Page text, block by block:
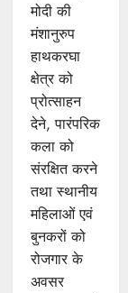
मोदी की
मंशानुरुप
हाथकरघा
क्षेत्र को
प्रोत्साहन
देने, पारंपरिक
कला को
संरक्षित करने
तथा स्थानीय
महिलाओं एवं
बुनकरों को
रोजगार के
अवसर